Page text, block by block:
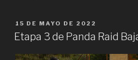
PUBLICADO
EL
15 DE MAYO DE 2022
Etapa 3 de Panda Raid